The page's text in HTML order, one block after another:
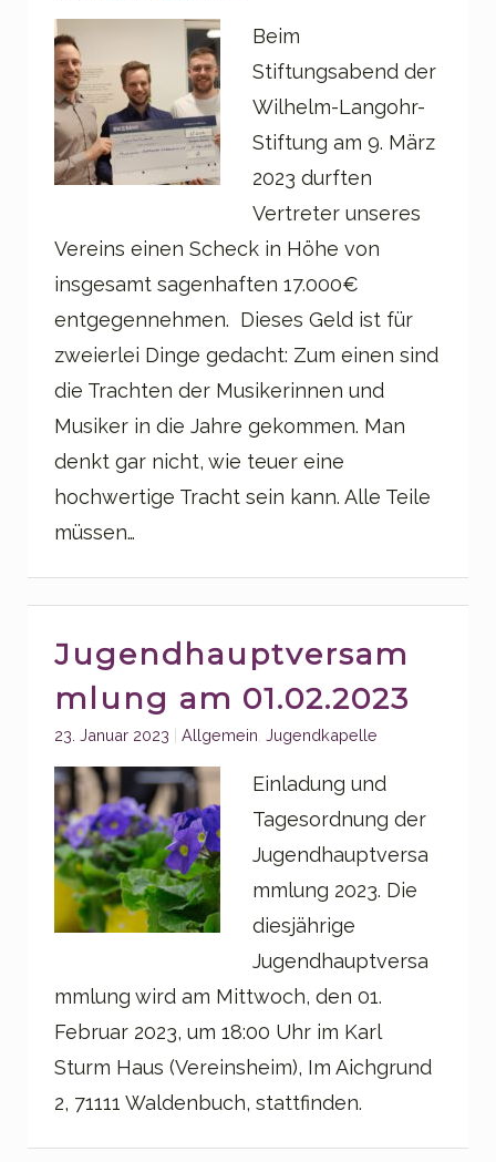
Beim
Stiftungsabend der
Wilhelm-Langohr-
Stiftung am 9. März
2023 durften
Vertreter unseres
Vereins einen Scheck in Höhe von
insgesamt sagenhaften 17.000€
entgegennehmen. Dieses Geld ist für
zweierlei Dinge gedacht: Zum einen sind
die Trachten der Musikerinnen und
Musiker in die Jahre gekommen. Man
denkt gar nicht, wie teuer eine
hochwertige Tracht sein kann. Alle Teile
müssen…
Jugendhauptversam
mlung am 01.02.2023
23. Januar 2023 Categories:
Allgemein Jugendkapelle
Einladung und
Tagesordnung der
Jugendhauptversa
mmlung 2023. Die
diesjährige
Jugendhauptversa
mmlung wird am Mittwoch, den 01.
Februar 2023, um 18:00 Uhr im Karl
Sturm Haus (Vereinsheim), Im Aichgrund
2, 71111 Waldenbuch, stattfinden.